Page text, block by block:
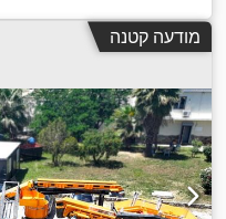
מודעה קטנה